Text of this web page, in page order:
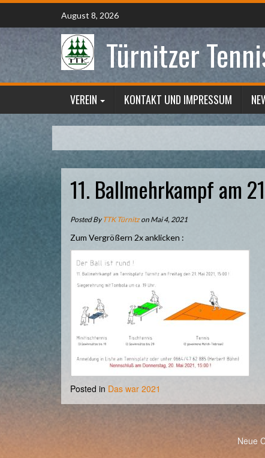
Skip
content
August 8, 2026
Türnitzer
VEREIN KONTAKT UND IMPRESSUM
11. Ballmehrkampf am
Posted ByTTK Türnitzon Mai 4, 2021
Zum Vergrößern 2x anklicken :
Posted in Das war 2021
Post
Neue